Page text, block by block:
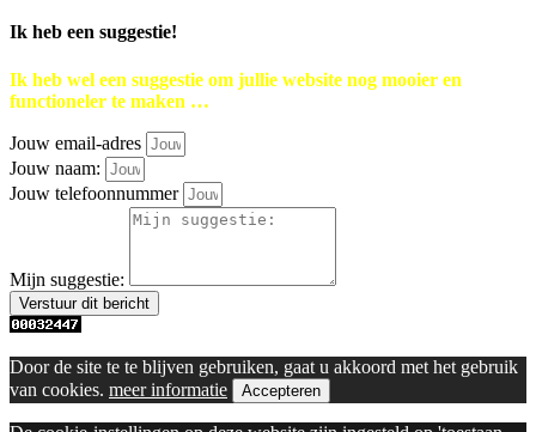
Ik heb een suggestie!
Ik heb wel een suggestie om jullie website nog mooier en
functioneler te maken …
Jouw email-adres
Jouw naam:
Jouw telefoonnummer
Mijn suggestie:
Verstuur dit bericht
Door de site te te blijven gebruiken, gaat u akkoord met het gebruik
van cookies. meer informatie Accepteren